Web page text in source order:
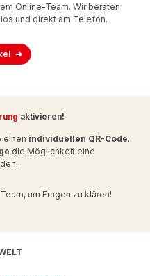
Online-Team. Wir beraten
und direkt am Telefon.
aktivieren!
einen individuellen QR-Code.
die Möglichkeit eine
um Fragen zu klären!